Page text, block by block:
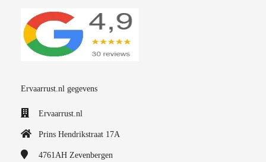
Ervaarrust.nl gegevens
Ervaarrust.nl
Prins Hendrikstraat 17A
4761AH Zevenbergen